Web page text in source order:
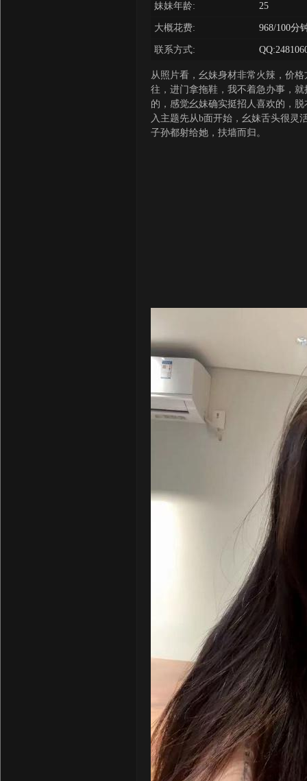
妹妹年龄: 25
大概花费: 968/100分
联系方式:
从照片看，幺妹身材非常火辣，价
往，进门拿拖鞋，我不着急办事，
的，感觉幺妹确实挺招人喜欢的，
入主题先从b面开始，幺妹舌头很灵
子孙都射给她，扶墙而归。